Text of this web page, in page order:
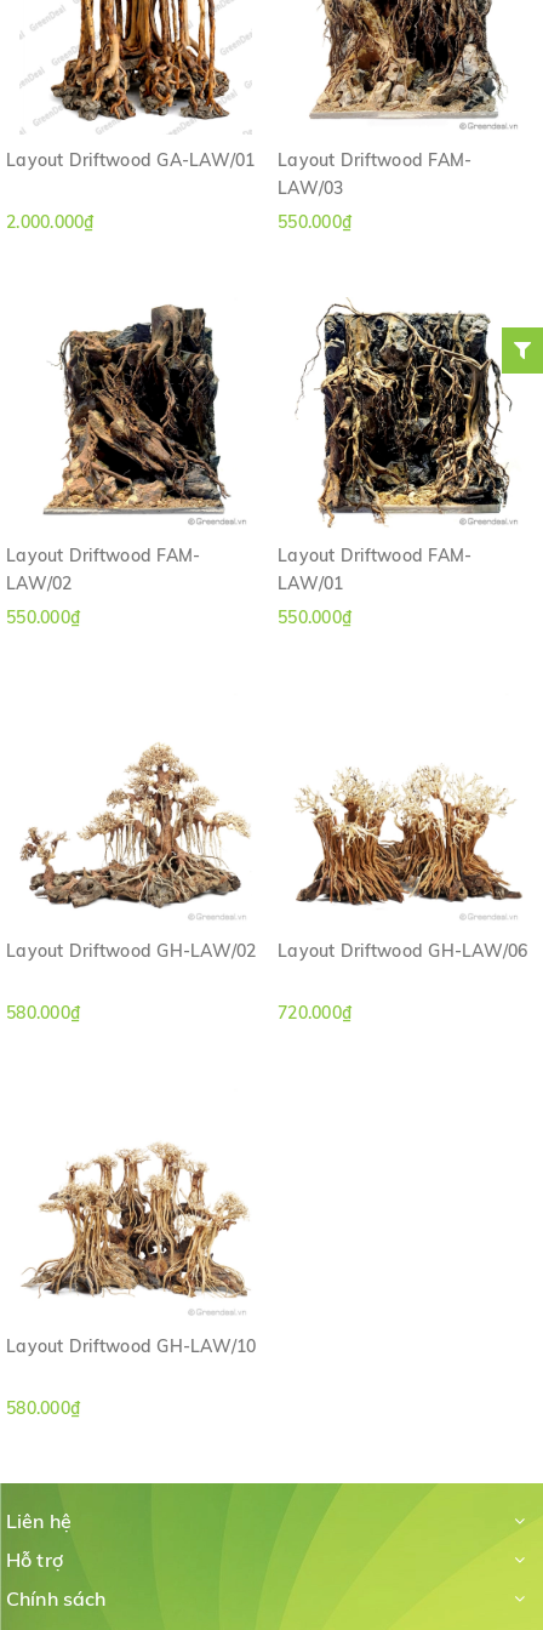
Layout Driftwood GA-LAW/01
2.000.000₫
Layout Driftwood FAM-
LAW/03
550.000₫
Layout Driftwood FAM-
LAW/02
550.000₫
Layout Driftwood FAM-
LAW/01
550.000₫
Layout Driftwood GH-LAW/02
580.000₫
Layout Driftwood GH-LAW/06
720.000₫
Layout Driftwood GH-LAW/10
580.000₫
Liên hệ
Hỗ trợ
Chính sách